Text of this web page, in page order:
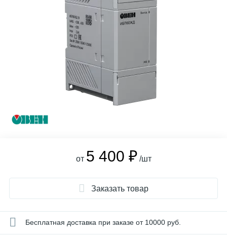
от 5 400 ₽ /шт
Заказать товар
Бесплатная доставка при заказе от 10000 руб.